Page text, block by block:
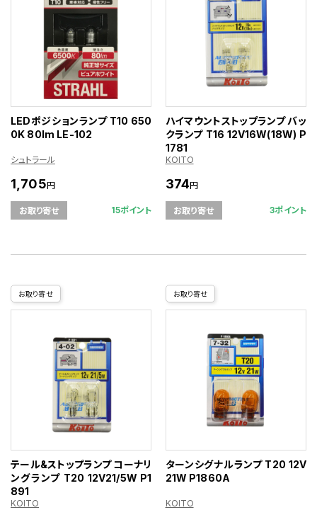
LEDポジションランプ T10 650
0K 80lm LE-102
シュトラール
1,705円
お取り寄せ 15ポイント
ハイマウントストップランプ バッ
クランプ T16 12V16W(18W) P
1781
KOITO
374円
お取り寄せ 3ポイント
お取り寄せ
テール&ストップランプ コーナリ
ングランプ T20 12V21/5W P1
891
KOITO
お取り寄せ
ターンシグナルランプ T20 12V
21W P1860A
KOITO